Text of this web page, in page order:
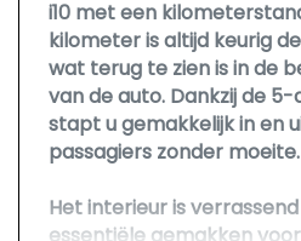
i10 met een
kilometer is altijd keurig
wat terug te zien is in de
van de auto. Dankzij de
stapt u gemakkelijk in en
passagiers zonder moeite.
Het interieur is